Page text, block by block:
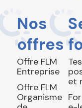
Nos
offres
Offre FLM
Entreprise
Offre FLM
Organisme
et